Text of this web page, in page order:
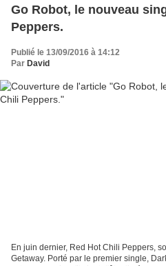
Go Robot, le nouveau
Peppers.
Publié le 13/09/2016 à 14:12
Par David
En juin dernier, Red Hot Chili Peppers,
Getaway. Porté par le premier single,